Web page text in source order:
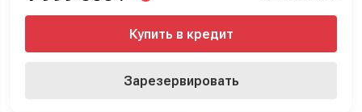
Купить в кредит
Зарезервировать